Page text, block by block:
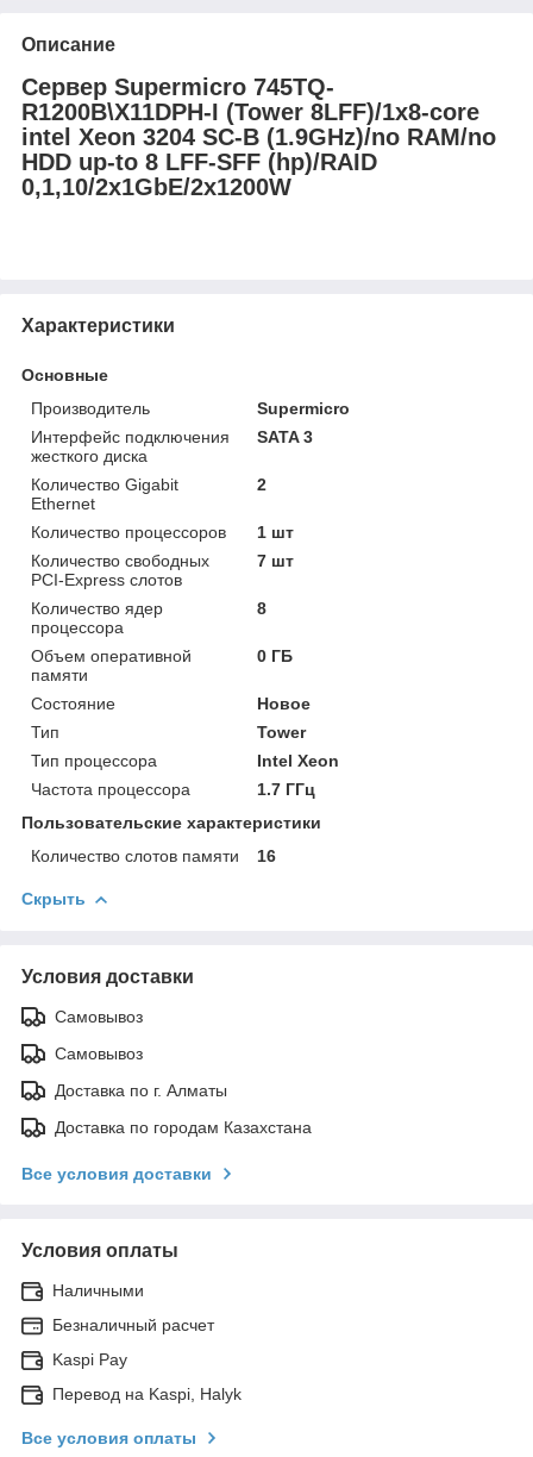
Описание
Сервер Supermicro 745TQ-
R1200B\X11DPH-I (Tower 8LFF)/1x8-core
intel Xeon 3204 SC-B (1.9GHz)/no RAM/no
HDD up-to 8 LFF-SFF (hp)/RAID
0,1,10/2x1GbE/2x1200W
Характеристики
Основные
Производитель
Supermicro
Интерфейс подключения
жесткого диска
SATA 3
Количество Gigabit
Ethernet
2
Количество процессоров
1 шт
Количество свободных
PCI-Express слотов
7 шт
Количество ядер
процессора
8
Объем оперативной
памяти
0 ГБ
Состояние
Новое
Тип
Tower
Тип процессора
Intel Xeon
Частота процессора
1.7 ГГц
Пользовательские характеристики
Количество слотов памяти
16
Скрыть
Условия доставки
Самовывоз
Самовывоз
Доставка по г. Алматы
Доставка по городам Казахстана
Все условия доставки
Условия оплаты
Наличными
Безналичный расчет
Kaspi Pay
Перевод на Kaspi, Halyk
Все условия оплаты